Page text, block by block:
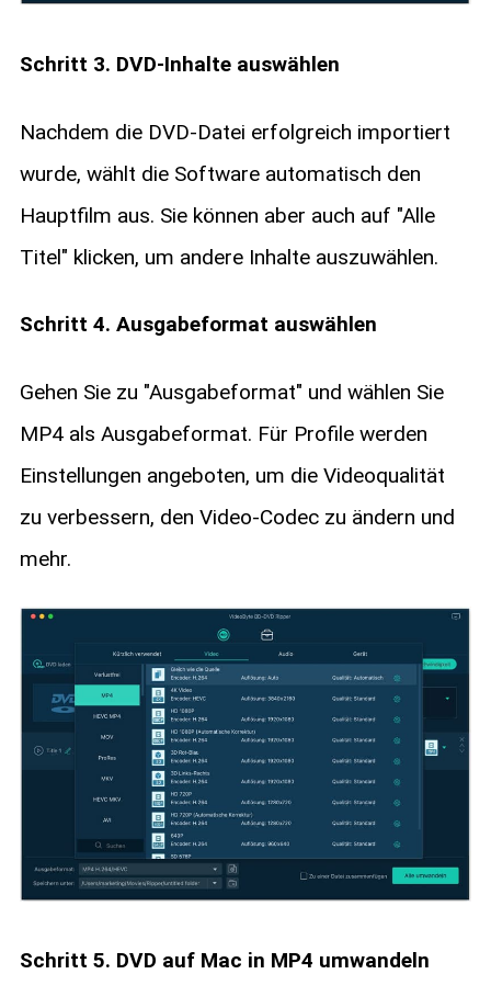
Schritt 3. DVD-Inhalte auswählen
Nachdem die DVD-Datei erfolgreich importiert
wurde, wählt die Software automatisch den
Hauptfilm aus. Sie können aber auch auf "Alle
Titel" klicken, um andere Inhalte auszuwählen.
Schritt 4. Ausgabeformat auswählen
Gehen Sie zu "Ausgabeformat" und wählen Sie
MP4 als Ausgabeformat. Für Profile werden
Einstellungen angeboten, um die Videoqualität
zu verbessern, den Video-Codec zu ändern und
mehr.
Schritt 5. DVD auf Mac in MP4 umwandeln